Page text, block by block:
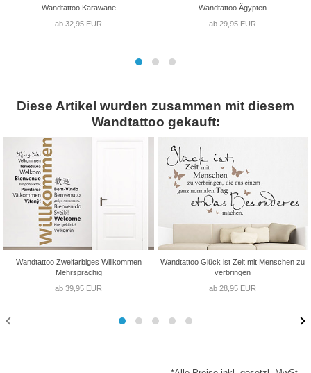
Wandtattoo Karawane
ab 32,95 EUR
Wandtattoo Ägypten
ab 29,95 EUR
Diese Artikel wurden zusammen mit diesem
Wandtattoo gekauft:
Wandtattoo Zweifarbiges Willkommen
Mehrsprachig
ab 39,95 EUR
Wandtattoo Glück ist Zeit mit Menschen zu
verbringen
ab 28,95 EUR